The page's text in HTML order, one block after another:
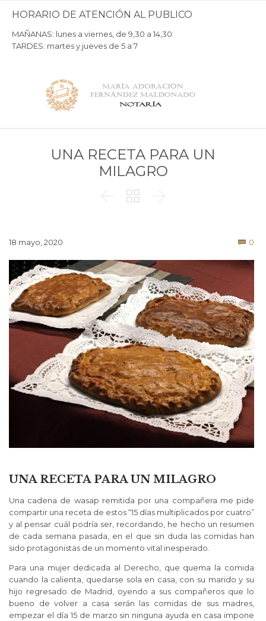
HORARIO DE ATENCIÓN AL PUBLICO
MAÑANAS: lunes a viernes, de 9,30 a 14,30
TARDES: martes y jueves de 5 a 7
UNA RECETA PARA UN
MILAGRO
  
18 mayo, 2020  0
UNA RECETA PARA UN MILAGRO
Una cadena de wasap remitida por una compañera me pide
compartir una receta de estos “15 días multiplicados por cuatro”
y al pensar cuál podría ser, recordando, he hecho un resumen
de cada semana pasada, en el que sin duda las comidas han
sido protagonistas de un momento vital inesperado.
Para una mujer dedicada al Derecho, que quema la comida
cuando la calienta, quedarse sola en casa, con su marido y su
hijo regresado de Madrid, oyendo a sus compañeros que lo
bueno de volver a casa serán las comidas de sus madres,
empezar el día 15 de marzo sin ninguna ayuda en casa impone